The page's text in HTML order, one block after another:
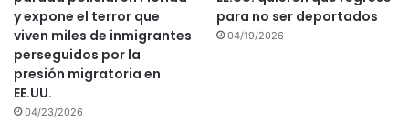
y expone el terror que
viven miles de inmigrantes
perseguidos por la
presión migratoria en
EE.UU.
04/23/2026
para no ser deportados
04/19/2026